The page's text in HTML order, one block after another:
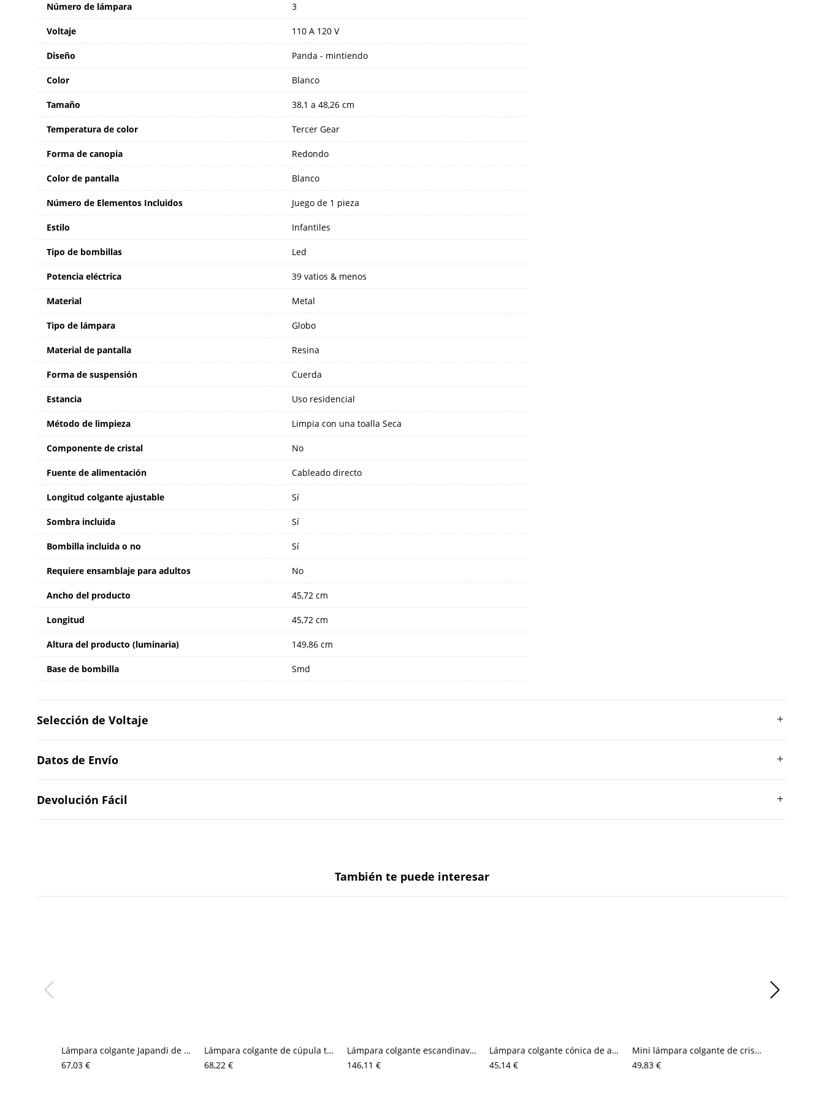
Número de lámpara 3
Voltaje 110 A 120 V
Diseño Panda - mintiendo
Color Blanco
Tamaño 38,1 a 48,26 cm
Temperatura de color Tercer Gear
Forma de canopia Redondo
Color de pantalla Blanco
Número de Elementos Incluidos Juego de 1 pieza
Estilo Infantiles
Tipo de bombillas Led
Potencia eléctrica 39 vatios & menos
Material Metal
Tipo de lámpara Globo
Material de pantalla Resina
Forma de suspensión Cuerda
Estancia Uso residencial
Método de limpieza Limpia con una toalla Seca
Componente de cristal No
Fuente de alimentación Cableado directo
Longitud colgante ajustable Sí
Sombra incluida Sí
Bombilla incluida o no Sí
Requiere ensamblaje para adultos No
Ancho del producto 45,72 cm
Longitud 45,72 cm
Altura del producto (luminaria) 149,86 cm
Base de bombilla Smd
Selección de Voltaje
Datos de Envío
Devolución Fácil
También te puede interesar
Lámpara colgante Japandi de travertino natural, mini lámpara colgante de piedra con detalles de madera
67,03 €
Lámpara colgante de cúpula texturizada moderna orgánica, luminaria colgante wabi-sabi para isla de cocina
68,22 €
Lámpara colgante escandinava escalonada, luminaria de pantalla mate en capas con acento dorado para comedor
146,11 €
Lámpara colgante cónica de aluminio escandinavo, acabado mate, para isla de cocina y comedor
45,14 €
Mini lámpara colgante de cristal geométrico de lujo, acabado latón cepillado para isla de cocina o bar
49,83 €